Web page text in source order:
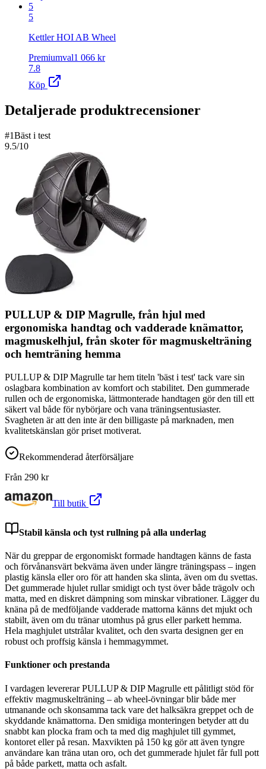
5
5
Kettler HOI AB Wheel
Premiumval1 066 kr
7.8
Köp
Detaljerade produktrecensioner
#1Bäst i test
9.5/10
PULLUP & DIP Magrulle, från hjul med
ergonomiska handtag och vadderade knämattor,
magmuskelhjul, från skoter för magmuskelträning
och hemträning hemma
PULLUP & DIP Magrulle tar hem titeln 'bäst i test' tack vare sin
oslagbara kombination av komfort och stabilitet. Den gummerade
rullen och de ergonomiska, lättmonterade handtagen gör den till ett
säkert val både för nybörjare och vana träningsentusiaster.
Svagheten är att den inte är den billigaste på marknaden, men
kvalitetskänslan gör priset motiverat.
Rekommenderad återförsäljare
Från 290 kr
Till butik
Stabil känsla och tyst rullning på alla underlag
När du greppar de ergonomiskt formade handtagen känns de fasta
och förvånansvärt bekväma även under längre träningspass – ingen
plastig känsla eller oro för att handen ska slinta, även om du svettas.
Det gummerade hjulet rullar smidigt och tyst över både trägolv och
matta, med en diskret dämpning som minskar vibrationer. Lägger du
knäna på de medföljande vadderade mattorna känns det mjukt och
stabilt, även om du tränar utomhus på grus eller parkett hemma.
Hela maghjulet utstrålar kvalitet, och den svarta designen ger en
robust och proffsig känsla i hemmagymmet.
Funktioner och prestanda
I vardagen levererar PULLUP & DIP Magrulle ett pålitligt stöd för
effektiv magmuskelträning – ab wheel-övningar blir både mer
utmanande och skonsamma tack vare det halksäkra greppet och de
skyddande knämattorna. Den smidiga monteringen betyder att du
snabbt kan plocka fram och ta med dig maghjulet till gymmet,
kontoret eller på resan. Maxvikten på 150 kg gör att även tyngre
användare kan träna utan oro, och det gummerade hjulet får full pott
på både parkett, matta och asfalt.